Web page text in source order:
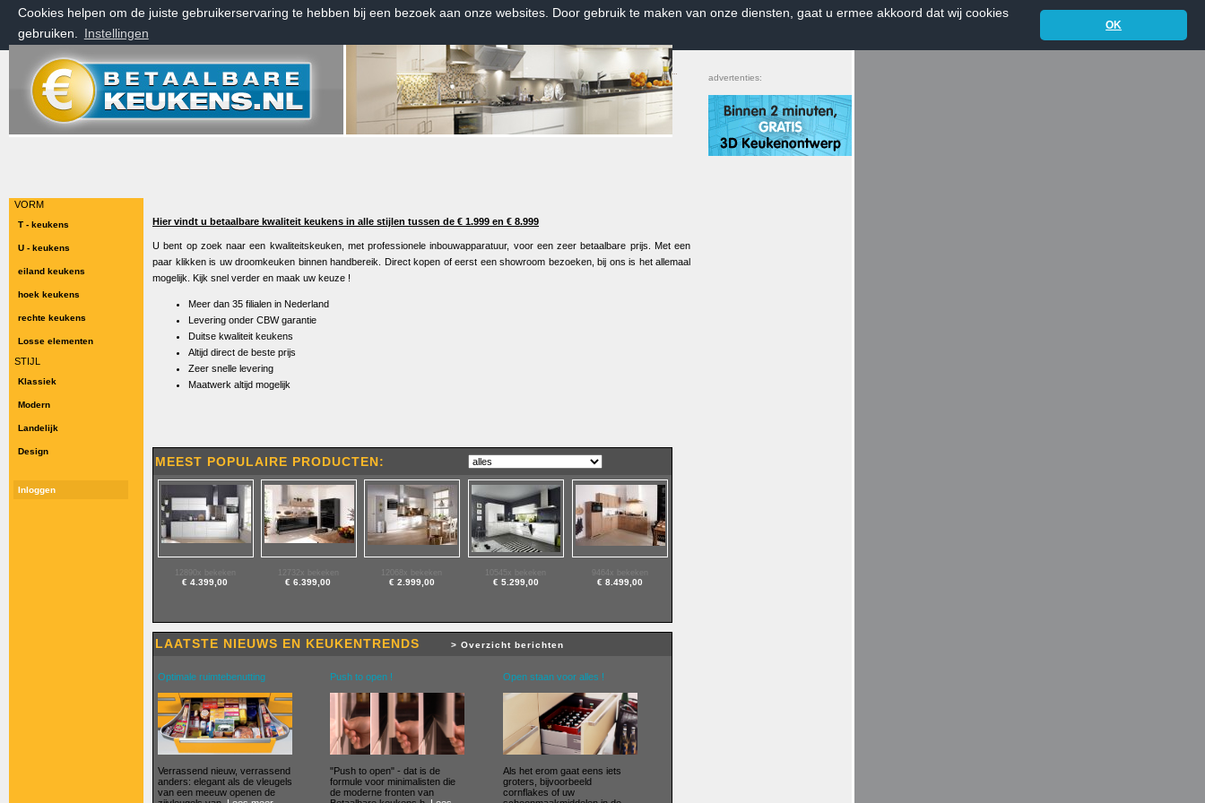
Cookies helpen om de juiste gebruikerservaring te hebben bij een bezoek aan onze websites. Door gebruik te maken van onze diensten, gaat u ermee akkoord dat wij cookies
gebruiken.
Instellingen
OK
donderdag 6 augustus 2026, 04:51 uur
Welkom bij Betaalbarekeukens.nl
Favorieten
advertenties:
VORM
T - keukens
U - keukens
eiland keukens
hoek keukens
rechte keukens
Losse elementen
STIJL
Klassiek
Modern
Landelijk
Design
Inloggen
Hier vindt u betaalbare kwaliteit keukens in alle stijlen tussen de € 1.999 en € 8.999
U bent op zoek naar een kwaliteitskeuken, met professionele inbouwapparatuur, voor een zeer betaalbare prijs. Met een
paar klikken is uw droomkeuken binnen handbereik. Direct kopen of eerst een showroom bezoeken, bij ons is het allemaal
mogelijk. Kijk snel verder en maak uw keuze !
Meer dan 35 filialen in Nederland
Levering onder CBW garantie
Duitse kwaliteit keukens
Altijd direct de beste prijs
Zeer snelle levering
Maatwerk altijd mogelijk
MEEST POPULAIRE PRODUCTEN:
12890x bekeken
€ 4.399,00
12732x bekeken
€ 6.399,00
12068x bekeken
€ 2.999,00
10545x bekeken
€ 5.299,00
9464x bekeken
€ 8.499,00
LAATSTE NIEUWS EN KEUKENTRENDS > Overzicht berichten
Optimale ruimtebenutting
Verrassend nieuw, verrassend
anders: elegant als de vleugels
van een meeuw openen de
Push to open !
"Push to open" - dat is de
formule voor minimalisten die
de moderne fronten van
Open staan voor alles !
Als het erom gaat eens iets
groters, bijvoorbeeld
cornflakes of uw